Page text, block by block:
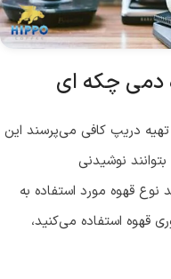
دمی چکه ای
تهیه دریپ کافی می‌پرسند این
نوشیدنی
قهوه مورد استفاده به
قهوه استفاده می‌کنید،